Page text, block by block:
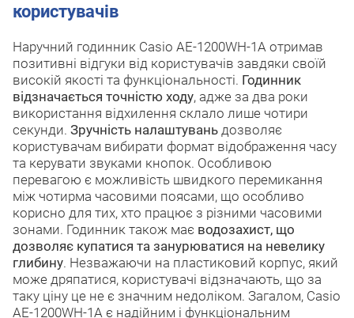
користувачів
Наручний годинник Casio AE-1200WH-1A отримав
позитивні відгуки від користувачів завдяки своїй
високій якості та функціональності. Годинник
відзначається точністю ходу, адже за два роки
використання відхилення склало лише чотири
секунди. Зручність налаштувань дозволяє
користувачам вибирати формат відображення часу
та керувати звуками кнопок. Особливою
перевагою є можливість швидкого перемикання
між чотирма часовими поясами, що особливо
корисно для тих, хто працює з різними часовими
зонами. Годинник також має водозахист, що
дозволяє купатися та занурюватися на невелику
глибину. Незважаючи на пластиковий корпус, який
може дряпатися, користувачі відзначають, що за
таку ціну це не є значним недоліком. Загалом, Casio
AE-1200WH-1A є надійним і функціональним